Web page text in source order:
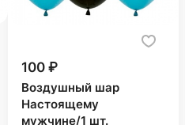
100 ₽
Воздушный шар
Настоящему
мужчине/1 шт.